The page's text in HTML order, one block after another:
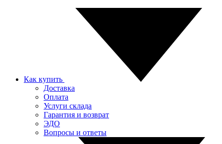
Как купить
Доставка
Оплата
Услуги склада
Гарантия и возврат
ЭДО
Вопросы и ответы